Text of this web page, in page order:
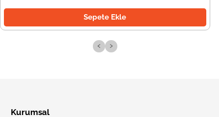
Sepete Ekle
‹ ›
Kurumsal